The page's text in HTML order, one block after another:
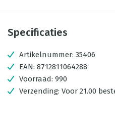
Specificaties
Artikelnummer: 35406
EAN: 8712811064288
Voorraad: 990
Verzending: Voor 21.00